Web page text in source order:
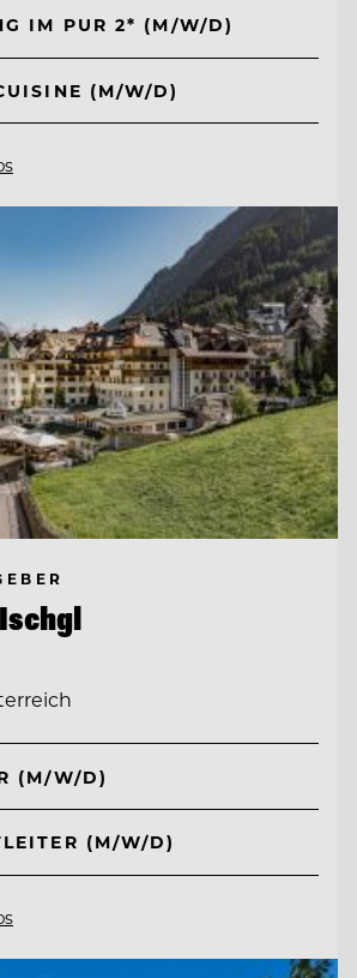
IM PUR 2* (M/W/D)
(M/W/D)
(M/W/D)
(M/W/D)